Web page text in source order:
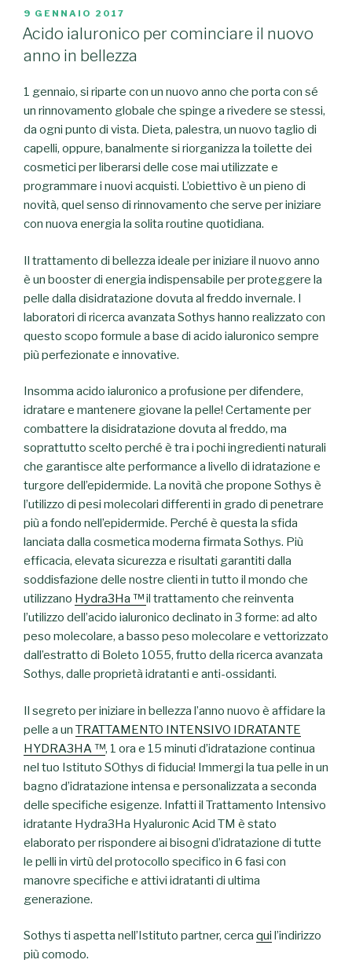
PUBBLICATO
IL
9 GENNAIO 2017
Acido ialuronico per cominciare il nuovo
anno in bellezza
1 gennaio, si riparte con un nuovo anno che porta con sé
un rinnovamento globale che spinge a rivedere se stessi,
da ogni punto di vista. Dieta, palestra, un nuovo taglio di
capelli, oppure, banalmente si riorganizza la toilette dei
cosmetici per liberarsi delle cose mai utilizzate e
programmare i nuovi acquisti. L’obiettivo è un pieno di
novità, quel senso di rinnovamento che serve per iniziare
con nuova energia la solita routine quotidiana.
Il trattamento di bellezza ideale per iniziare il nuovo anno
è un booster di energia indispensabile per proteggere la
pelle dalla disidratazione dovuta al freddo invernale. I
laboratori di ricerca avanzata Sothys hanno realizzato con
questo scopo formule a base di acido ialuronico sempre
più perfezionate e innovative.
Insomma acido ialuronico a profusione per difendere,
idratare e mantenere giovane la pelle! Certamente per
combattere la disidratazione dovuta al freddo, ma
soprattutto scelto perché è tra i pochi ingredienti naturali
che garantisce alte performance a livello di idratazione e
turgore dell’epidermide. La novità che propone Sothys è
l’utilizzo di pesi molecolari differenti in grado di penetrare
più a fondo nell’epidermide. Perché è questa la sfida
lanciata dalla cosmetica moderna firmata Sothys. Più
efficacia, elevata sicurezza e risultati garantiti dalla
soddisfazione delle nostre clienti in tutto il mondo che
utilizzano Hydra3Ha ™il trattamento che reinventa
l’utilizzo dell’acido ialuronico declinato in 3 forme: ad alto
peso molecolare, a basso peso molecolare e vettorizzato
dall’estratto di Boleto 1055, frutto della ricerca avanzata
Sothys, dalle proprietà idratanti e anti-ossidanti.
Il segreto per iniziare in bellezza l’anno nuovo è affidare la
pelle a un TRATTAMENTO INTENSIVO IDRATANTE
HYDRA3HA ™, 1 ora e 15 minuti d’idratazione continua
nel tuo Istituto SOthys di fiducia! Immergi la tua pelle in un
bagno d’idratazione intensa e personalizzata a seconda
delle specifiche esigenze. Infatti il Trattamento Intensivo
idratante Hydra3Ha Hyaluronic Acid TM è stato
elaborato per rispondere ai bisogni d’idratazione di tutte
le pelli in virtù del protocollo specifico in 6 fasi con
manovre specifiche e attivi idratanti di ultima
generazione.
Sothys ti aspetta nell’Istituto partner, cerca qui l’indirizzo
più comodo.